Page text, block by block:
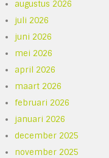
augustus 2026
juli 2026
juni 2026
mei 2026
april 2026
maart 2026
februari 2026
januari 2026
december 2025
november 2025